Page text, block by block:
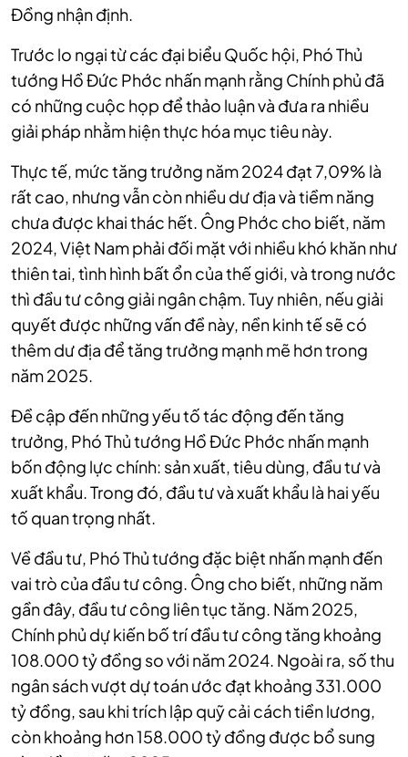
Đồng nhận định.
Trước lo ngại từ các đại biểu Quốc hội, Phó Thủ
tướng Hồ Đức Phớc nhấn mạnh rằng Chính phủ đã
có những cuộc họp để thảo luận và đưa ra nhiều
giải pháp nhằm hiện thực hóa mục tiêu này.
Thực tế, mức tăng trưởng năm 2024 đạt 7,09% là
rất cao, nhưng vẫn còn nhiều dư địa và tiềm năng
chưa được khai thác hết. Ông Phớc cho biết, năm
2024, Việt Nam phải đối mặt với nhiều khó khăn như
thiên tai, tình hình bất ổn của thế giới, và trong nước
thì đầu tư công giải ngân chậm. Tuy nhiên, nếu giải
quyết được những vấn đề này, nền kinh tế sẽ có
thêm dư địa để tăng trưởng mạnh mẽ hơn trong
năm 2025.
Đề cập đến những yếu tố tác động đến tăng
trưởng, Phó Thủ tướng Hồ Đức Phớc nhấn mạnh
bốn động lực chính: sản xuất, tiêu dùng, đầu tư và
xuất khẩu. Trong đó, đầu tư và xuất khẩu là hai yếu
tố quan trọng nhất.
Về đầu tư, Phó Thủ tướng đặc biệt nhấn mạnh đến
vai trò của đầu tư công. Ông cho biết, những năm
gần đây, đầu tư công liên tục tăng. Năm 2025,
Chính phủ dự kiến bố trí đầu tư công tăng khoảng
108.000 tỷ đồng so với năm 2024. Ngoài ra, số thu
ngân sách vượt dự toán ước đạt khoảng 331.000
tỷ đồng, sau khi trích lập quỹ cải cách tiền lương,
còn khoảng hơn 158.000 tỷ đồng được bổ sung